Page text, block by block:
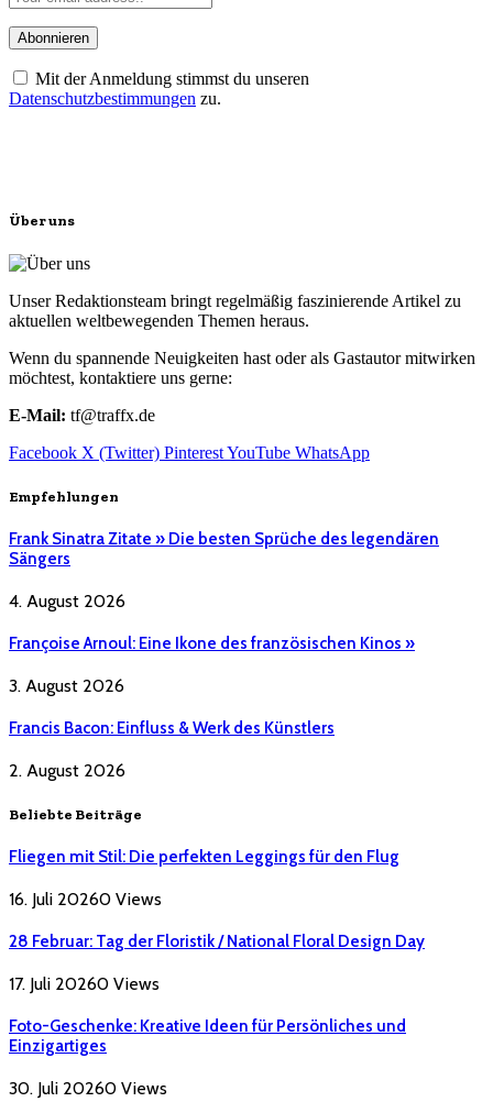
Mit der Anmeldung stimmst du unseren
Datenschutzbestimmungen zu.
Über uns
Unser Redaktionsteam bringt regelmäßig faszinierende Artikel zu
aktuellen weltbewegenden Themen heraus.
Wenn du spannende Neuigkeiten hast oder als Gastautor mitwirken
möchtest, kontaktiere uns gerne:
E-Mail: tf@traffx.de
Facebook X (Twitter) PinterestYouTube WhatsApp
Empfehlungen
Frank Sinatra Zitate » Die besten Sprüche des legendären
Sängers
4. August 2026
Françoise Arnoul: Eine Ikone des französischen Kinos »
3. August 2026
Francis Bacon: Einfluss & Werk des Künstlers
2. August 2026
Beliebte Beiträge
Fliegen mit Stil: Die perfekten Leggings für den Flug
16. Juli 20260 Views
28 Februar: Tag der Floristik / National Floral Design Day
17. Juli 20260 Views
Foto-Geschenke: Kreative Ideen für Persönliches und
Einzigartiges
30. Juli 20260 Views